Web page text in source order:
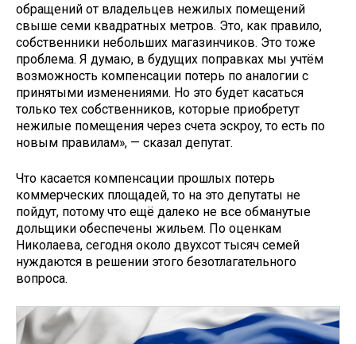
обращений от владельцев нежилых помещений
свыше семи квадратных метров. Это, как правило,
собственники небольших магазинчиков. Это тоже
проблема. Я думаю, в будущих поправках мы учтём
возможность компенсации потерь по аналогии с
принятыми изменениями. Но это будет касаться
только тех собственников, которые приобретут
нежилые помещения через счета эскроу, то есть по
новым правилам», — сказал депутат.
Что касается компенсации прошлых потерь
коммерческих площадей, то на это депутаты не
пойдут, потому что ещё далеко не все обманутые
дольщики обеспечены жильем. По оценкам
Николаева, сегодня около двухсот тысяч семей
нуждаются в решении этого безотлагательного
вопроса.